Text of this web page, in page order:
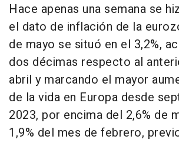
Hace apenas una semana se
el dato de inflación de la
de mayo se situó en el 3,2%,
dos décimas respecto al
abril y marcando el mayor
de la vida en Europa desde
2023, por encima del 2,6% de
1,9% del mes de febrero,